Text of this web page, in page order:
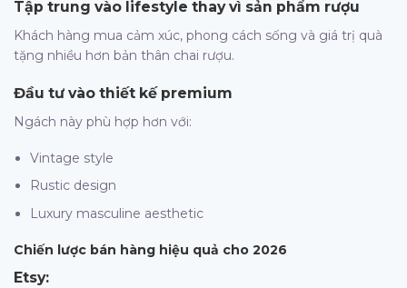
Tập trung vào lifestyle thay vì sản phẩm rượu
Khách hàng mua cảm xúc, phong cách sống và giá trị quà
tặng nhiều hơn bản thân chai rượu.
Đầu tư vào thiết kế premium
Ngách này phù hợp hơn với:
Vintage style
Rustic design
Luxury masculine aesthetic
Chiến lược bán hàng hiệu quả cho 2026
Etsy: